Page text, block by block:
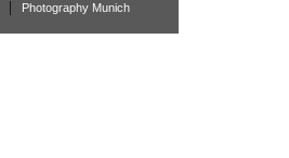
Photography Munich